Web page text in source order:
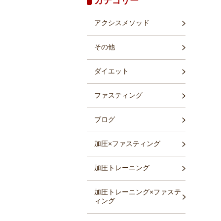
アクシスメソッド
その他
ダイエット
ファスティング
ブログ
加圧×ファスティング
加圧トレーニング
加圧トレーニング×ファステ
ィング